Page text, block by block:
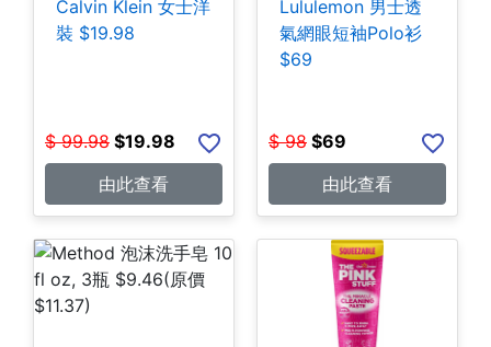
Calvin Klein 女士洋
裝 $19.98
$ 99.98 $19.98
由此查看
Lululemon 男士透
氣網眼短袖Polo衫
$69
$ 98 $69
由此查看